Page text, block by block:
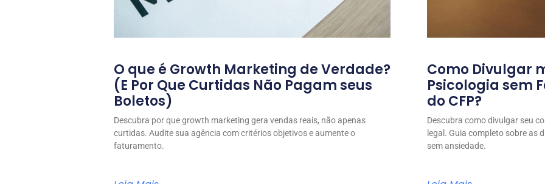
O que é Growth Marketing de Verdade?
(E Por Que Curtidas Não Pagam seus
Boletos)
Descubra por que growth marketing gera vendas reais, não apenas
curtidas. Audite sua agência com critérios objetivos e aumente o
faturamento.
Como Divulgar
Psicologia sem
do CFP?
Descubra como divulgar seu
legal. Guia completo sobre as
sem ansiedade.